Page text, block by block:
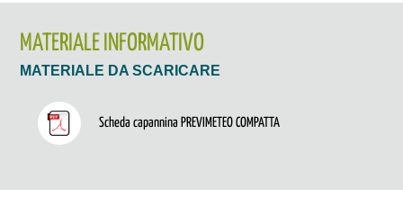
MATERIALE INFORMATIVO
MATERIALE DA SCARICARE
Scheda capannina PREVIMETEO COMPATTA